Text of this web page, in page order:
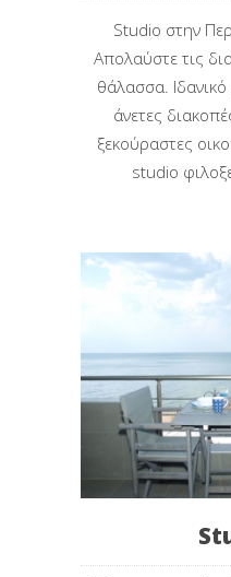
Studio στην
Απολαύστε τις
θάλασσα.
άνετες
ξεκούραστες
studio